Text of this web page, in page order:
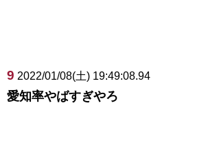
9 2022/01/08(土) 19:49:08.94
愛知率やばすぎやろ